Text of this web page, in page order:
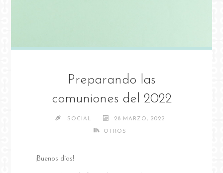
Preparando las
comuniones del 2022
SOCIAL 28 MARZO, 2022
OTROS
¡Buenos días!